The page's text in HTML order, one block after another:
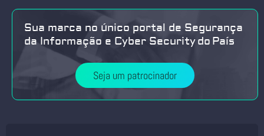
Sua marca no único portal de Segurança
da Informação e Cyber Security do País
Seja um patrocinador